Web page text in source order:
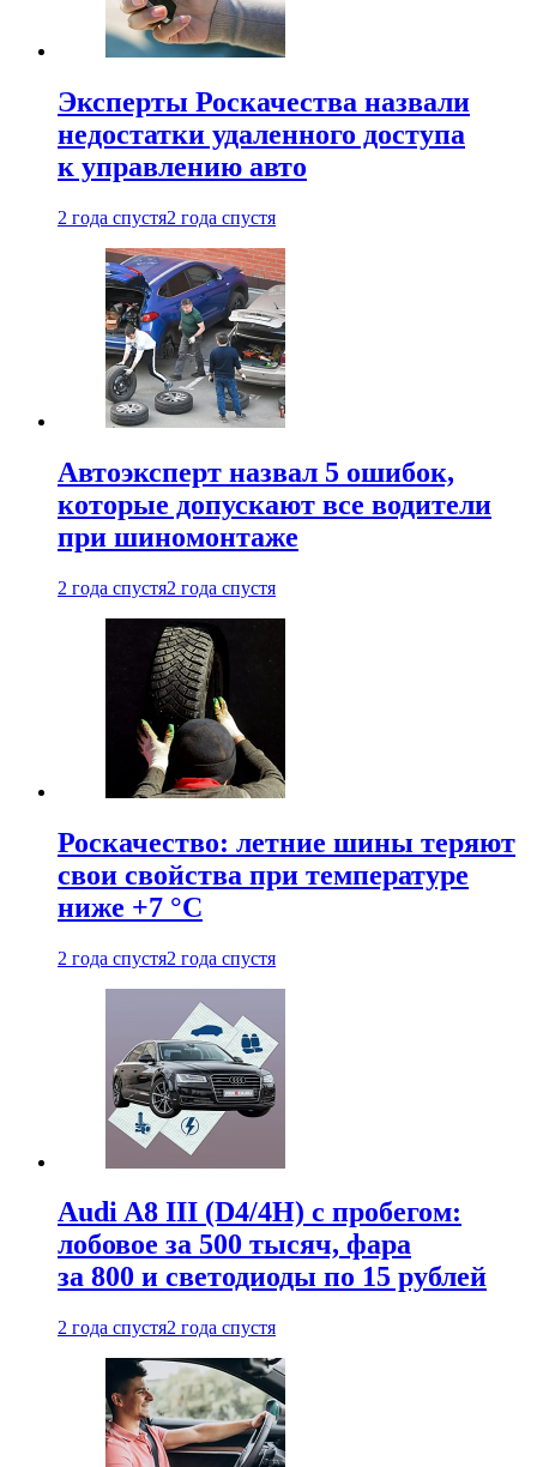
Эксперты Роскачества назвали
недостатки удаленного доступа
к управлению авто
2 года спустя2 года спустя
Автоэксперт назвал 5 ошибок,
которые допускают все водители
при шиномонтаже
2 года спустя2 года спустя
Роскачество: летние шины теряют
свои свойства при температуре
ниже +7 °C
2 года спустя2 года спустя
Audi A8 III (D4/4H) c пробегом:
лобовое за 500 тысяч, фара
за 800 и светодиоды по 15 рублей
2 года спустя2 года спустя